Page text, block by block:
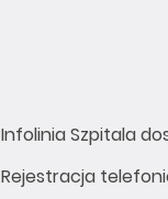
Infolinia Szpitala
Rejestracja